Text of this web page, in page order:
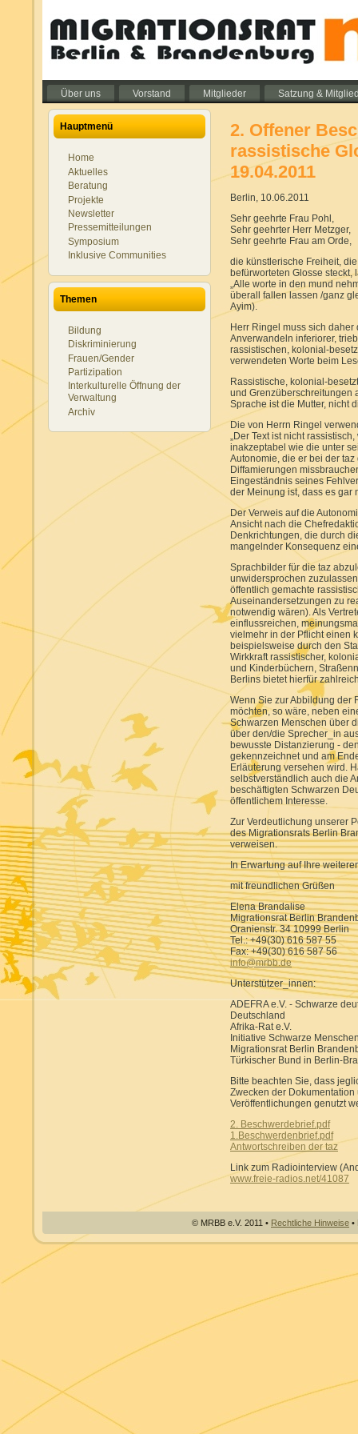
Über uns Vorstand Mitglieder Satzung &
Hauptmenü
Home
Aktuelles
Beratung
Projekte
Newsletter
Pressemitteilungen
Symposium
Inklusive Communities
Themen
Bildung
Diskriminierung
Frauen/Gender
Partizipation
Interkulturelle Öffnung der
Verwaltung
Archiv
2. Offener
rassistische
19.04.2011
Berlin, 10.06.2011
Sehr geehrte Frau Pohl,
Sehr geehrter Herr Metzger,
Sehr geehrte Frau am Orde,
die künstlerische Freiheit,
befürworteten Glosse steckt,
„Alle worte in den mund
überall fallen lassen /ganz
Ayim).
Herr Ringel muss sich
Anverwandeln inferiorer,
rassistischen, kolonial-
verwendeten Worte beim
Rassistische, kolonial-
und Grenzüberschreitungen
Sprache ist die Mutter, nicht
Die von Herrn Ringel
„Der Text ist nicht
inakzeptabel wie die unter
Autonomie, die er bei der
Diffamierungen
Eingeständnis seines
der Meinung ist, dass es gar
Der Verweis auf die
Ansicht nach die
Denkrichtungen, die durch
mangelnder Konsequenz
Sprachbilder für die taz
unwidersprochen
öffentlich gemachte
Auseinandersetzungen zu
notwendig wären). Als
einflussreichen,
vielmehr in der Pflicht einen
beispielsweise durch den
Wirkkraft rassistischer,
und Kinderbüchern,
Berlins bietet hierfür
Wenn Sie zur Abbildung der
möchten, so wäre, neben
Schwarzen Menschen über
über den/die Sprecher_in
bewusste Distanzierung -
gekennzeichnet und am
Erläuterung versehen wird.
selbstverständlich auch die
beschäftigten Schwarzen
öffentlichem Interesse.
Zur Verdeutlichung unserer
des Migrationsrats Berlin
verweisen.
In Erwartung auf Ihre
mit freundlichen Grüßen
Elena Brandalise
Migrationsrat Berlin
Oranienstr. 34 10999 Berlin
Tel.: +49(30) 616 587 55
Fax: +49(30) 616 587 56
info@mrbb.de
Unterstützer_innen:
ADEFRA e.V. - Schwarze
Deutschland
Afrika-Rat e.V.
Initiative Schwarze
Migrationsrat Berlin
Türkischer Bund in Berlin-
Bitte beachten Sie, dass
Zwecken der
Veröffentlichungen genutzt
2. Beschwerdebrief.pdf
1.Beschwerdenbrief.pdf
Antwortschreiben der taz
Link zum Radiointerview
www.freie-radios.net/41087
© MRBB e.V. 2011 • Rechtliche Hinweise •